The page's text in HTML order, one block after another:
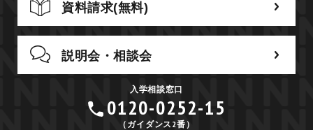
資料請求(無料)
説明会・相談会
入学相談窓口
0120-0252-15
（ガイダンス2番）